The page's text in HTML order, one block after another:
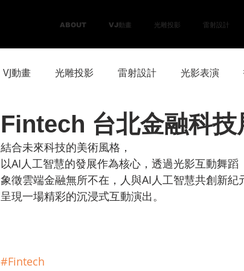
ABOUT VJ動畫 光雕投影 雷射設計
VJ動畫 光雕投影 雷射設計 光影表演
Fintech 台北金融科技
結合未來科技的美術風格，
以AI人工智慧的發展作為核心，透過光影互動舞蹈
象徵雲端金融無所不在，人與AI人工智慧共創新紀
呈現一場精彩的沉浸式互動演出。
#Fintech